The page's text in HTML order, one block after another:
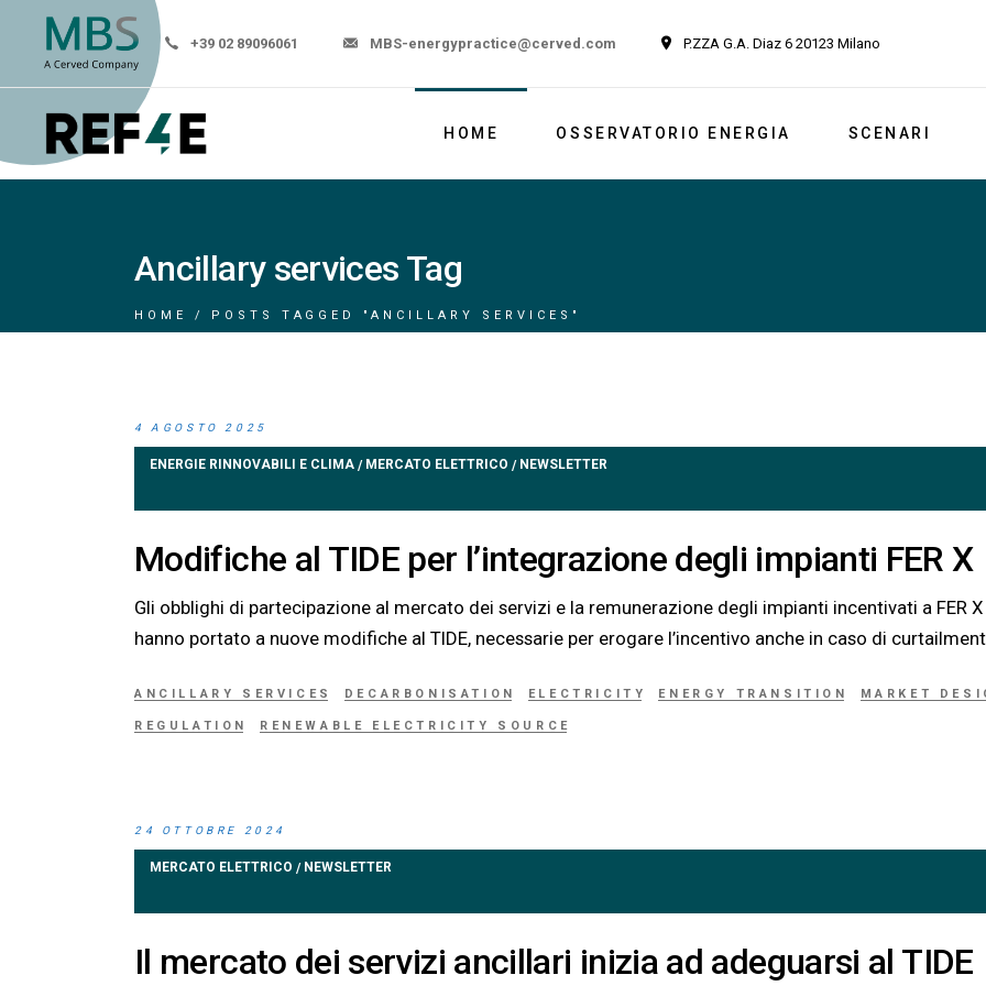
+39 02 89096061 MBS-energypractice@cerved.com P.ZZA G.A. Diaz 6 20123 Milano
HOME OSSERVATORIO ENERGIA
Reports
SCENARI
Ancillary services Tag
HOME POSTS TAGGED "ANCILLARY SERVICES"
4 AGOSTO 2025
ENERGIE RINNOVABILI E CLIMA / MERCATO ELETTRICO / NEWSLETTER
Modifiche al TIDE per l’integrazione degli impianti FER X
Gli obblighi di partecipazione al mercato dei servizi e la remunerazione degli impianti incentivati a FER X
hanno portato a nuove modifiche al TIDE, necessarie per erogare l’incentivo anche in caso di
ANCILLARY SERVICES DECARBONISATION ELECTRICITY ENERGY TRANSITION MARKET
REGULATION RENEWABLE ELECTRICITY SOURCE
24 OTTOBRE 2024
MERCATO ELETTRICO / NEWSLETTER
Il mercato dei servizi ancillari inizia ad adeguarsi al TIDE